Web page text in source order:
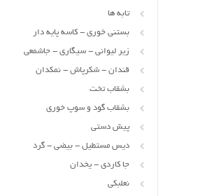
تابه ها
بستنی خوری - کاسه پایه دار
زیر لیوانی - سیگاری - جاشمعی
قندان - شکرپاش - نمکدان
بشقاب تخت
بشقاب گود و سوپ خوری
پیش دستی
دیس مستطیل - بیضی - گرد
جا کاردی - یخدان
نعلبکی